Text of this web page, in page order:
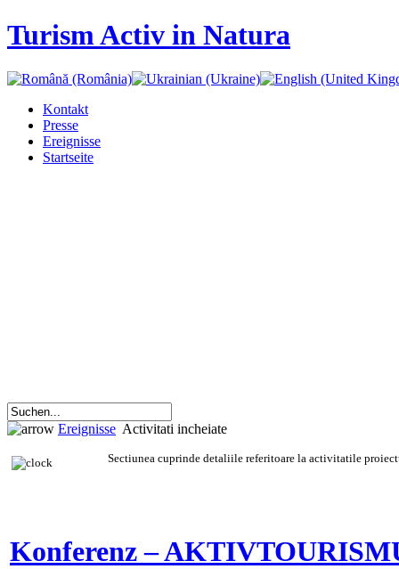
Turism Activ in Natura
Kontakt
Presse
Ereignisse
Startseite
Ereignisse Activitati incheiate
Sectiunea cuprinde detaliile referitoare la activitatile
Konferenz –